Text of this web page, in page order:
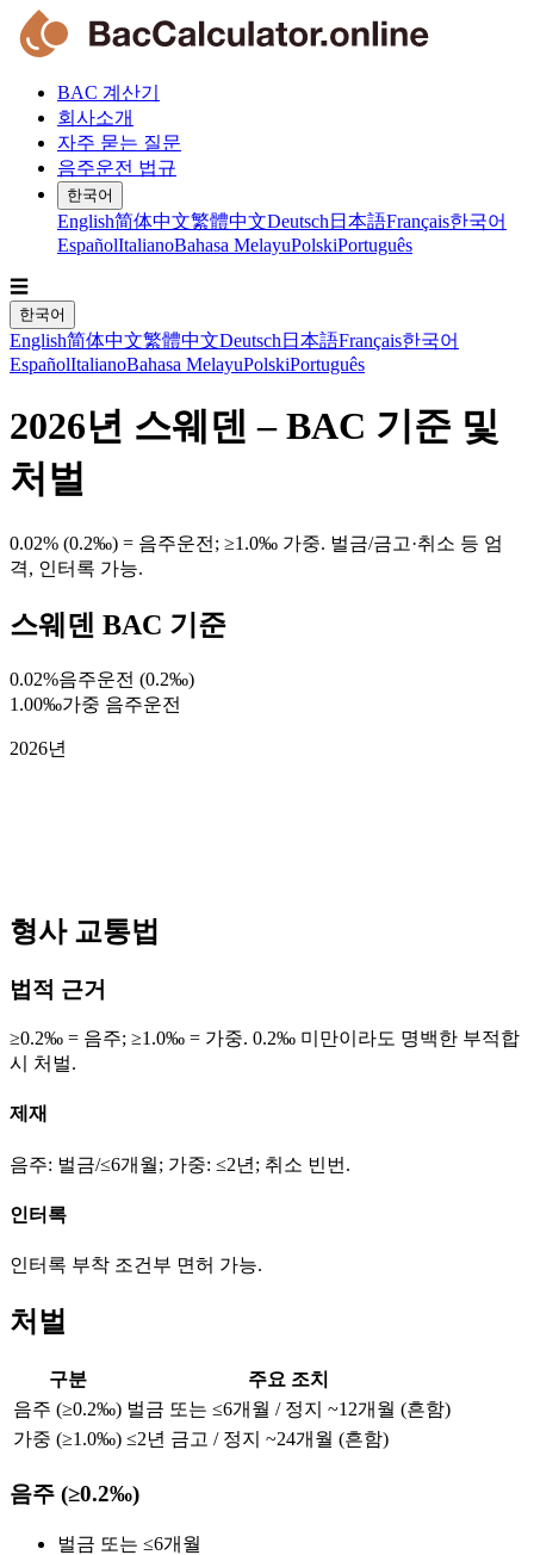
BAC 계산기
회사소개
자주 묻는 질문
음주운전 법규
한국어
English简体中文繁體中文Deutsch 日本語Français한국어
EspañolItalianoBahasa MelayuPolskiPortuguês
☰
한국어
English简体中文繁體中文Deutsch 日本語Français한국어
EspañolItalianoBahasa MelayuPolskiPortuguês
2026년 스웨덴 – BAC 기준 및
처벌
0.02% (0.2‰) = 음주운전; ≥1.0‰ 가중. 벌금/금고·취소 등 엄
격, 인터록 가능.
스웨덴 BAC 기준
0.02%음주운전 (0.2‰)
1.00‰가중 음주운전
2026년
형사 교통법
법적 근거
≥0.2‰ = 음주; ≥1.0‰ = 가중. 0.2‰ 미만이라도 명백한 부적합
시 처벌.
제재
음주: 벌금/≤6개월; 가중: ≤2년; 취소 빈번.
인터록
인터록 부착 조건부 면허 가능.
처벌
구분
주요 조치
음주 (≥0.2‰) 벌금 또는 ≤6개월 / 정지 ~12개월 (흔함)
가중 (≥1.0‰) ≤2년 금고 / 정지 ~24개월 (흔함)
음주 (≥0.2‰)
벌금 또는 ≤6개월